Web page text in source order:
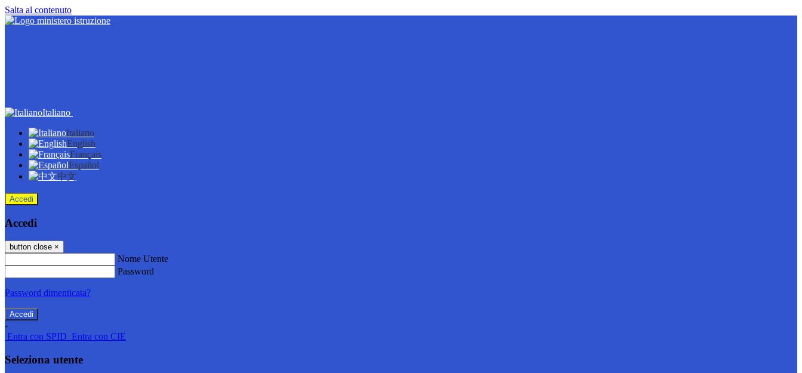
Salta al contenuto
Italiano
Italiano
English
Français
Español
中文
Accedi
Accedi
button close ×
Nome Utente
Password
Password dimenticata?
-
Entra con SPID Entra con CIE
Seleziona utente